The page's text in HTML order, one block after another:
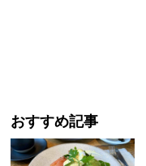
おすすめ記事